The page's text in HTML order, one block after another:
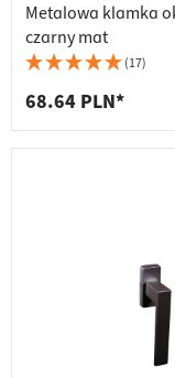
Metalowa klamka
czarny mat
(17)
68.64 PLN*